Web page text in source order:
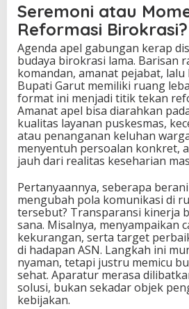
Seremoni atau
Reformasi Birokrasi?
Agenda apel gabungan kerap
budaya birokrasi lama. Barisan
komandan, amanat pejabat,
Bupati Garut memiliki ruang
format ini menjadi titik tekan
Amanat apel bisa diarahkan
kualitas layanan puskesmas,
atau penanganan keluhan
menyentuh persoalan konkret,
jauh dari realitas keseharian
Pertanyaannya, seberapa
mengubah pola komunikasi di
tersebut? Transparansi kinerja
sana. Misalnya, menyampaikan
kekurangan, serta target
di hadapan ASN. Langkah ini
nyaman, tetapi justru memicu
sehat. Aparatur merasa
solusi, bukan sekadar objek
kebijakan.